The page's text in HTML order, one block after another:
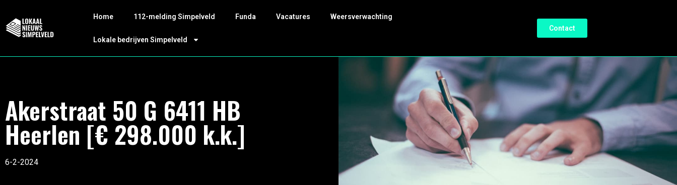
Home 112-melding Simpelveld Funda Vacatures Weersverwachting
Lokale bedrijven Simpelveld
Contact
Akerstraat 50 G 6411 HB
Heerlen [€ 298.000 k.k.]
6-2-2024